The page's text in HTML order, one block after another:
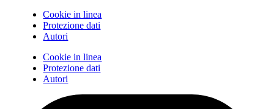
Cookie in linea
Protezione dati
Autori
Cookie in linea
Protezione dati
Autori